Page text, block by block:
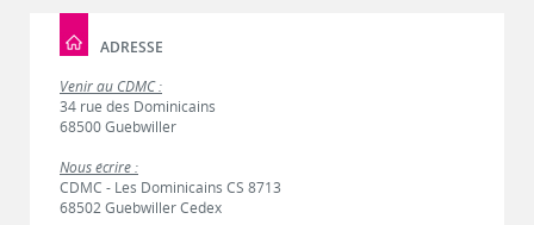
ADRESSE
Venir au CDMC :
34 rue des Dominicains
68500 Guebwiller
Nous écrire :
CDMC - Les Dominicains CS 8713
68502 Guebwiller Cedex